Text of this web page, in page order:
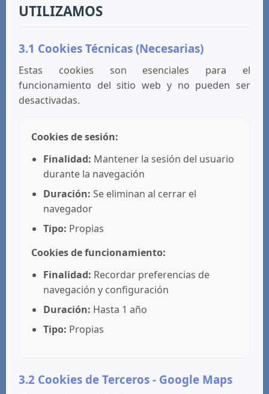
UTILIZAMOS
3.1 Cookies Técnicas (Necesarias)
Estas cookies son esenciales para el
funcionamiento del sitio web y no pueden ser
desactivadas.
Cookies de sesión:
Finalidad: Mantener la sesión del usuario
durante la navegación
Duración: Se eliminan al cerrar el
navegador
Tipo: Propias
Cookies de funcionamiento:
Finalidad: Recordar preferencias de
navegación y configuración
Duración: Hasta 1 año
Tipo: Propias
3.2 Cookies de Terceros - Google Maps